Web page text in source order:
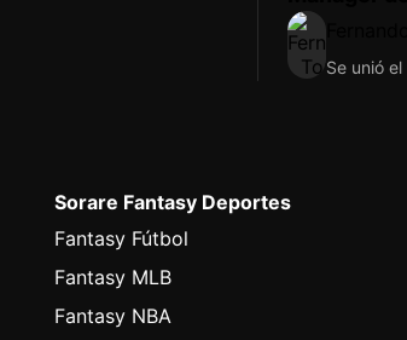
Se unió el
Sorare Fantasy Deportes
Fantasy Fútbol
Fantasy MLB
Fantasy NBA